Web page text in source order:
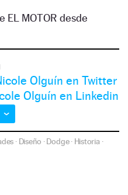
EL MOTOR desde
Olguín en Twitter
Olguín en Linkedin
· Diseño ·Dodge· Historia·